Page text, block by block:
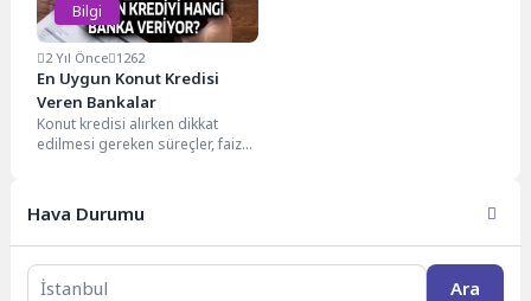
Bilgi
2 Yıl Önce 1262
En Uygun Konut Kredisi
Veren Bankalar
Konut kredisi alırken dikkat
edilmesi gereken süreçler, faiz
Hava Durumu
Ara